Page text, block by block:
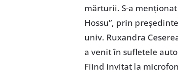
mărturii. S-a
Hossu”, prin
univ. Ruxandra
a venit în sufletele
Fiind invitat la